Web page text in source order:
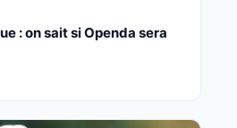
: on sait si Openda sera